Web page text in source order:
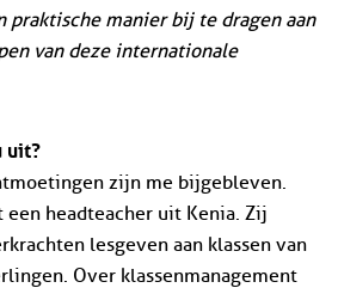
praktische manier bij te dragen aan
van deze internationale
uit?
zijn me bijgebleven.
een headteacher uit Kenia. Zij
lesgeven aan klassen van
Over klassenmanagement